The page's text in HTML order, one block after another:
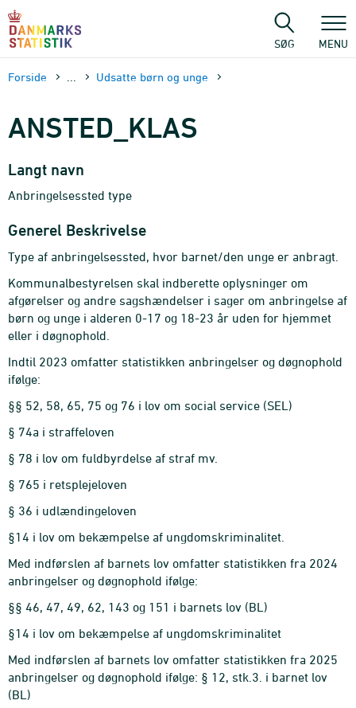
sidens
SØG MENU
Forside Udsatte børn og unge
ANSTED_KLAS
Langt navn
Anbringelsessted type
Generel Beskrivelse
Type af anbringelsessted, hvor barnet/den unge er anbragt.
Kommunalbestyrelsen skal indberette oplysninger om
afgørelser og andre sagshændelser i sager om anbringelse af
børn og unge i alderen 0-17 og 18-23 år uden for hjemmet
eller i døgnophold.
Indtil 2023 omfatter statistikken anbringelser og døgnophold
ifølge:
§§ 52, 58, 65, 75 og 76 i lov om social service (SEL)
§ 74a i straffeloven
§ 78 i lov om fuldbyrdelse af straf mv.
§ 765 i retsplejeloven
§ 36 i udlændingeloven
§14 i lov om bekæmpelse af ungdomskriminalitet.
Med indførslen af barnets lov omfatter statistikken fra 2024
anbringelser og døgnophold ifølge:
§§ 46, 47, 49, 62, 143 og 151 i barnets lov (BL)
§14 i lov om bekæmpelse af ungdomskriminalitet
Med indførslen af barnets lov omfatter statistikken fra 2025
anbringelser og døgnophold ifølge: § 12, stk.3. i barnet lov
(BL)